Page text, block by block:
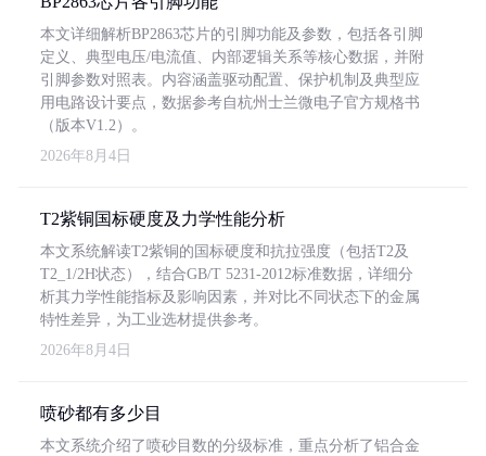
本文详细解析BP2863芯片的引脚功能及参数，包括各引脚
定义、典型电压/电流值、内部逻辑关系等核心数据，并附
引脚参数对照表。内容涵盖驱动配置、保护机制及典型应
用电路设计要点，数据参考自杭州士兰微电子官方规格书
（版本V1.2）。
2026年8月4日
T2紫铜国标硬度及力学性能分析
本文系统解读T2紫铜的国标硬度和抗拉强度（包括T2及
T2_1/2H状态），结合GB/T 5231-2012标准数据，详细分
析其力学性能指标及影响因素，并对比不同状态下的金属
特性差异，为工业选材提供参考。
2026年8月4日
喷砂都有多少目
本文系统介绍了喷砂目数的分级标准，重点分析了铝合金